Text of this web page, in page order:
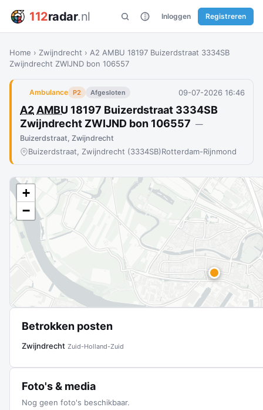
112radar.nl Inloggen Registreren
Home › Zwijndrecht › A2 AMBU 18197 Buizerdstraat 3334SB
Zwijndrecht ZWIJND bon 106557
Ambulance P2 Afgesloten 09-07-2026 16:46
A2 AMBU 18197 Buizerdstraat 3334SB
Zwijndrecht ZWIJND bon 106557 —
Buizerdstraat, Zwijndrecht
Buizerdstraat, Zwijndrecht (3334SB)Rotterdam-Rijnmond
+
−
Betrokken posten
Zwijndrecht Zuid-Holland-Zuid
Foto's & media
Nog geen foto's beschikbaar.